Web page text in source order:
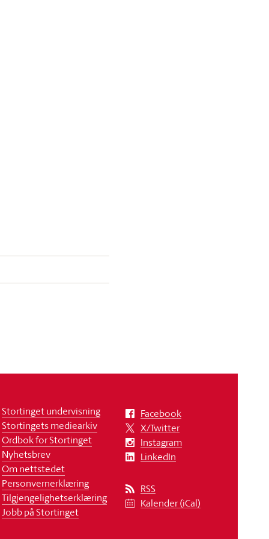
Stortinget undervisning
Stortingets mediearkiv
Ordbok for Stortinget
Nyhetsbrev
Om nettstedet
Personvernerklæring
Tilgjengelighetserklæring
Jobb på Stortinget
Facebook
X/Twitter
Instagram
LinkedIn
RSS
Kalender (iCal)